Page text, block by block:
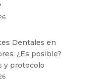
Dentales en
¿Es posible?
y protocolo